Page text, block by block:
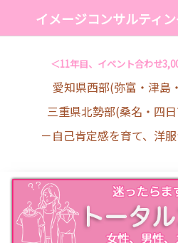
イメージコンサルティ
＜11年目、イベント合わせ
愛知県西部(弥富・津島
三重県北勢部(桑名・四
－自己肯定感を育て、洋